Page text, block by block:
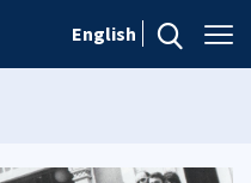
English